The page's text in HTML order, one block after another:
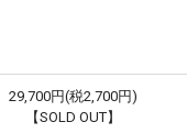
29,700円(税2,700円)
【SOLD OUT】